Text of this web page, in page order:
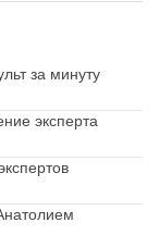
за минуту
эксперта